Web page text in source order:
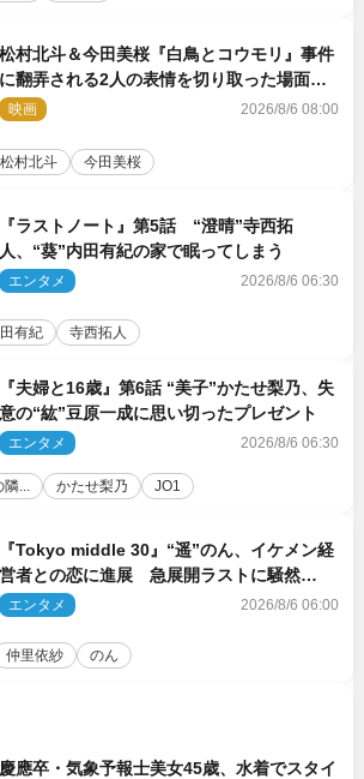
村北斗＆今田美桜『白鳥とコウモリ』事件
に翻弄される2人の表情を切り取った場面写
解禁
映画 2026/8/6 08:00
松村北斗 今田美桜
ラストノート』第5話 “澄晴”寺西拓
、“葵”内田有紀の家で眠ってしまう
エンタメ 2026/8/6 06:30
有紀 寺西拓人
夫婦と16歳』第6話 “美子”かたせ梨乃、失
の“紘”豆原一成に思い切ったプレゼント
エンタメ 2026/8/6 06:30
隣... かたせ梨乃 JO1
『Tokyo middle 30』“遥”のん、イケメン経
営者との恋に進展 急展開ラストに騒然
え…いきなり」「嫌な予感」
エンタメ 2026/8/6 06:00
仲里依紗 のん
應卒・気象予報士美女45歳、水着でスタイ